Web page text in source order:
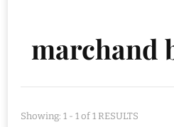
marchand
Showing: 1 - 1 of 1 RESULTS